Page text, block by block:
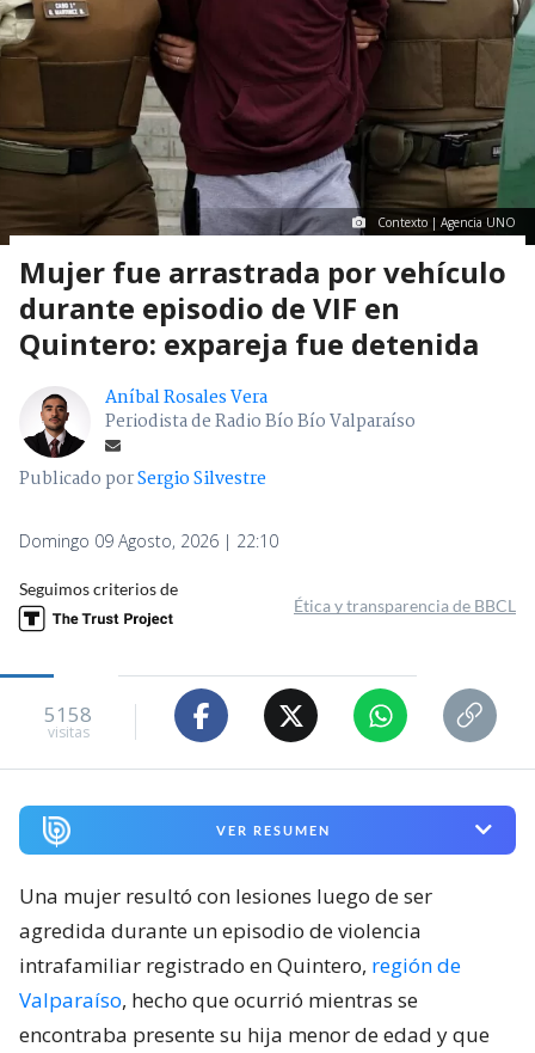
Contexto | Agencia UNO
Mujer fue arrastrada por vehículo
durante episodio de VIF en
Quintero: expareja fue detenida
Aníbal Rosales Vera
Periodista de Radio Bío Bío Valparaíso
Publicado porSergio Silvestre
Domingo 09 Agosto, 2026 | 22:10
Seguimos criterios de
Ética y transparencia de BBCL
5158
visitas
VER RESUMEN
Una mujer resultó con lesiones luego de ser
agredida durante un episodio de violencia
intrafamiliar registrado en Quintero, región de
Valparaíso, hecho que ocurrió mientras se
encontraba presente su hija menor de edad y que